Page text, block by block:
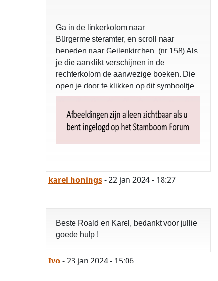
Ga in de linkerkolom naar
Bürgermeisteramter, en scroll naar
beneden naar Geilenkirchen. (nr 158) Als
je die aanklikt verschijnen in de
rechterkolom de aanwezige boeken. Die
open je door te klikken op dit symbooltje
karel honings- 22 jan 2024 - 18:27
Beste Roald en Karel, bedankt voor jullie
goede hulp !
Ivo- 23 jan 2024 - 15:06